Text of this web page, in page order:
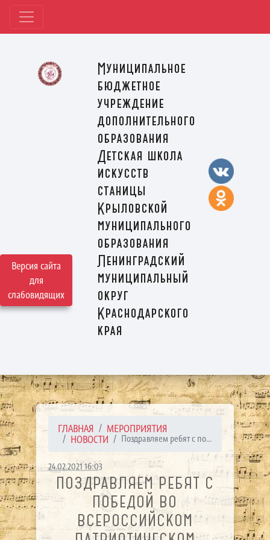
Версия сайта
для
слабовидящих
Муниципальное
бюджетное
учреждение
дополнительного
образования
Детская школа
искусств
станицы
Крыловской
муниципального
образования
Ленинградский
муниципальный
округ
Краснодарского
края
ГЛАВНАЯ
МЕРОПРИЯТИЯ
НОВОСТИ
Поздравляем ребят с по...
24.02.2021 16:03
ПОЗДРАВЛЯЕМ РЕБЯТ С
ПОБЕДОЙ ВО
ВСЕРОССИЙСКОМ